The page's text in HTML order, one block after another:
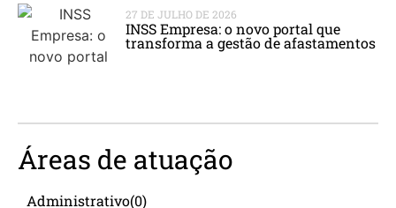
27 DE JULHO DE 2026
INSS Empresa: o novo portal que
transforma a gestão de afastamentos
Áreas de atuação
Administrativo(0)